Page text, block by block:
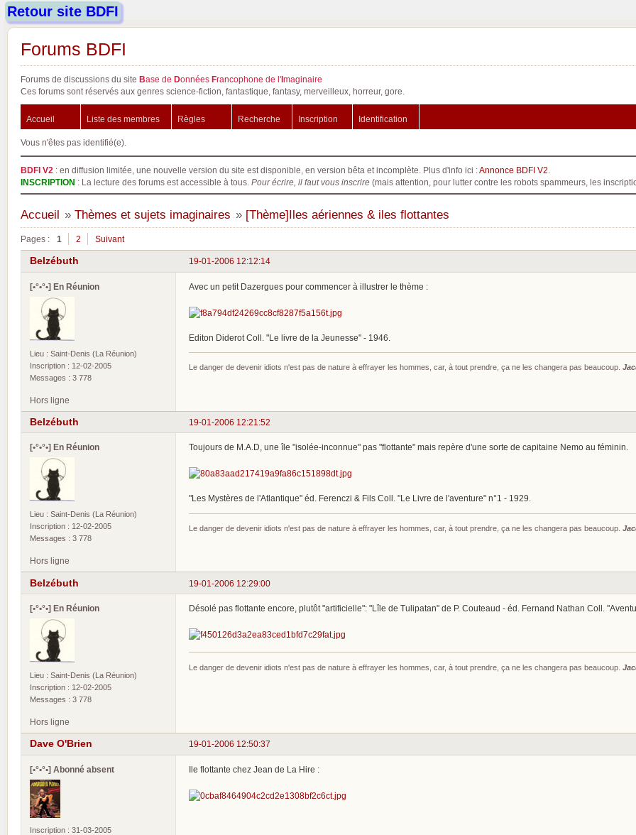
Retour site BDFI
Forums BDFI
Forums de discussions du site Base de Données Francophone de l'Imaginaire
Ces forums sont réservés aux genres science-fiction, fantastique, fantasy, merveilleux, horreur, gore.
Accueil Liste des membres Règles Recherche Inscription Identification
Vous n'êtes pas identifié(e).
BDFI V2 : en diffusion limitée, une nouvelle version du site est disponible, en version bêta et incomplète. Plus d'info ici :Annonce BDFI V2
INSCRIPTION : La lecture des forums est accessible à tous. Pour écrire, il faut vous inscrire (mais attention, pour lutter contre les robots spammeurs, les
Accueil » Thèmes et sujets imaginaires » [Thème]Iles aériennes & iles flottantes
Pages : 1 2 Suivant
19-01-2006 12:12:14
Belzébuth
[•°•°•] En Réunion
Lieu : Saint-Denis (La Réunion)
Inscription : 12-02-2005
Messages : 3 778
Avec un petit Dazergues pour commencer à illustrer le thème :
Editon Diderot Coll. "Le livre de la Jeunesse" - 1946.
Le danger de devenir idiots n'est pas de nature à effrayer les hommes, car, à tout prendre, ça ne les changera pas beaucoup.
Hors ligne
19-01-2006 12:21:52
Belzébuth
[•°•°•] En Réunion
Lieu : Saint-Denis (La Réunion)
Inscription : 12-02-2005
Messages : 3 778
Toujours de M.A.D, une île "isolée-inconnue" pas "flottante" mais repère d'une sorte de capitaine Nemo au féminin.
"Les Mystères de l'Atlantique" éd. Ferenczi & Fils Coll. "Le Livre de l'aventure" n°1 - 1929.
Le danger de devenir idiots n'est pas de nature à effrayer les hommes, car, à tout prendre, ça ne les changera pas beaucoup.
Hors ligne
19-01-2006 12:29:00
Belzébuth
[•°•°•] En Réunion
Lieu : Saint-Denis (La Réunion)
Inscription : 12-02-2005
Messages : 3 778
Désolé pas flottante encore, plutôt "artificielle": "Lîle de Tulipatan" de P. Couteaud - éd. Fernand Nathan Coll.
Le danger de devenir idiots n'est pas de nature à effrayer les hommes, car, à tout prendre, ça ne les changera pas beaucoup.
Hors ligne
19-01-2006 12:50:37
Dave O'Brien
[•°•°•] Abonné absent
Inscription : 31-03-2005
Ile flottante chez Jean de La Hire :